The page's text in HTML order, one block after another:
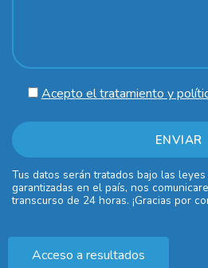
Acepto el tratamiento y
Tus datos serán tratados bajo las
garantizadas en el país, nos
transcurso de 24 horas. ¡Gracias por
Acceso a resultados